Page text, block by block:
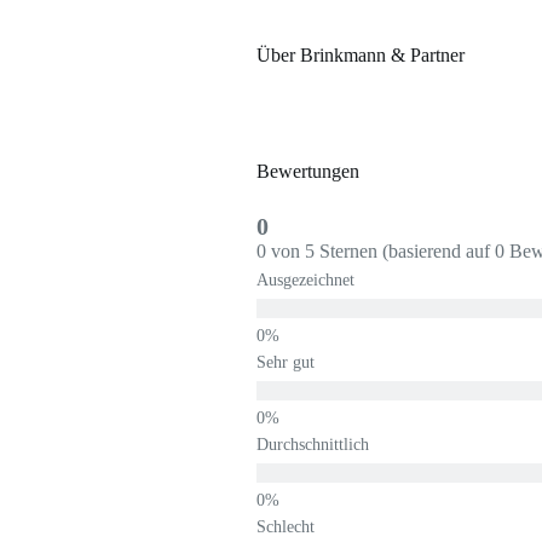
Über Brinkmann & Partner
Bewertungen
0
0 von 5 Sternen (basierend auf 0
Ausgezeichnet
Sehr gut
Durchschnittlich
Schlecht